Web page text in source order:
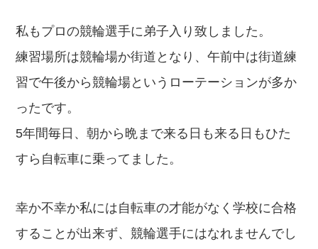
私もプロの競輪選手に弟子入り致しました。
練習場所は競輪場か街道となり、午前中は街道練
習で午後から競輪場というローテーションが多か
ったです。
5年間毎日、朝から晩まで来る日も来る日もひた
すら自転車に乗ってました。
幸か不幸か私には自転車の才能がなく学校に合格
することが出来ず、競輪選手にはなれませんでし